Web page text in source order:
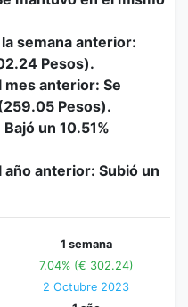
semana anterior:
Pesos).
mes anterior: Se
Pesos).
un 10.51%
año anterior: Subió un
1 semana
7.04% (€ 302.24)
2 Octubre 2023